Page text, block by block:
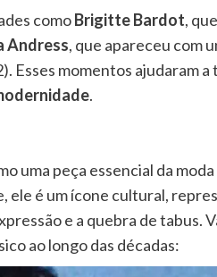
comoBrigitte Bardot,
Andress, que apareceu com
Esses momentos ajudaram
.
uma peça essencial da
ele é um ícone cultural,
e a quebra de tabus.
ao longo das décadas: